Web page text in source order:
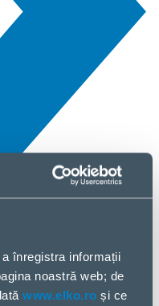
înregistra informații
noastră web; de
www.elko.ro și ce